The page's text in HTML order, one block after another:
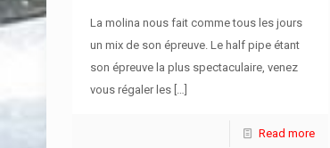
La molina nous fait comme tous les jours
un mix de son épreuve. Le half pipe étant
son épreuve la plus spectaculaire, venez
vous régaler les[…]
Read more